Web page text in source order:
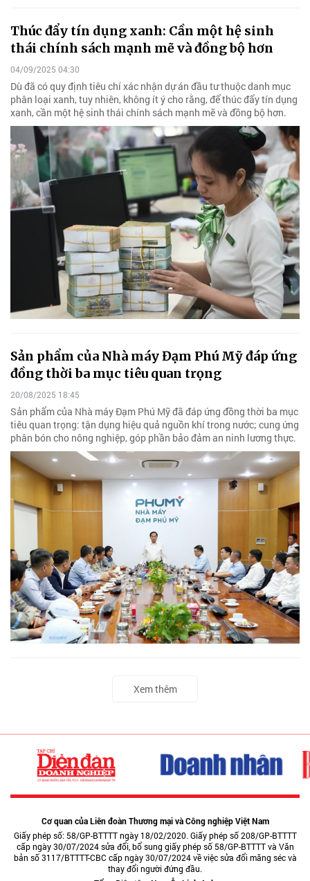
Thúc đẩy tín dụng xanh: Cần một hệ sinh
thái chính sách mạnh mẽ và đồng bộ hơn
04/09/2025 04:30
Dù đã có quy định tiêu chí xác nhận dự án đầu tư thuộc danh mục
phân loại xanh, tuy nhiên, không ít ý cho rằng, để thúc đẩy tín dụng
xanh, cần một hệ sinh thái chính sách mạnh mẽ và đồng bộ hơn.
Sản phẩm của Nhà máy Đạm Phú Mỹ đáp ứng
đồng thời ba mục tiêu quan trọng
20/08/2025 18:45
Sản phẩm của Nhà máy Đạm Phú Mỹ đã đáp ứng đồng thời ba mục
tiêu quan trọng: tận dụng hiệu quả nguồn khí trong nước; cung ứng
phân bón cho nông nghiệp, góp phần bảo đảm an ninh lương thực.
Xem thêm
Cơ quan của Liên đoàn Thương mại và Công nghiệp Việt Nam
Giấy phép số: 58/GP-BTTTT ngày 18/02/2020. Giấy phép số 208/GP-BTTTT
cấp ngày 30/07/2024 sửa đổi, bổ sung giấy phép số 58/GP-BTTTT và Văn
bản số 3117/BTTTT-CBC cấp ngày 30/07/2024 về việc sửa đổi măng séc và
thay đổi người đứng đầu.